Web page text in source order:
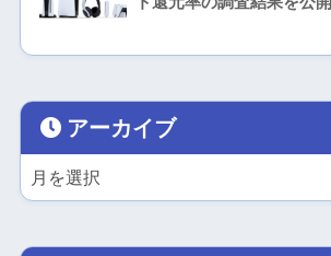
アーカイブ